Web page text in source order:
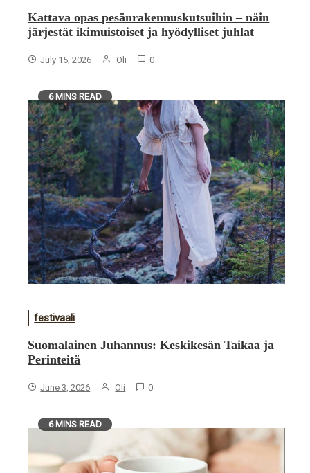
Kattava opas pesänrakennuskutsuihin – näin
järjestät ikimuistoiset ja hyödylliset juhlat
July 15, 2026 Oli 0
6 MINS READ
festivaali
Suomalainen Juhannus: Keskikesän Taikaa ja
Perinteitä
June 3, 2026 Oli 0
6 MINS READ